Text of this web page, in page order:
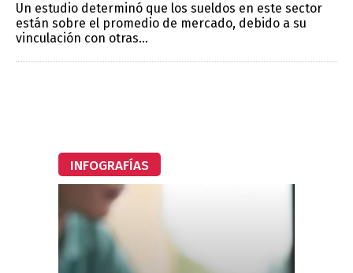
Un estudio determinó que los sueldos en este sector
están sobre el promedio de mercado, debido a su
vinculación con otras...
INFOGRAFÍAS